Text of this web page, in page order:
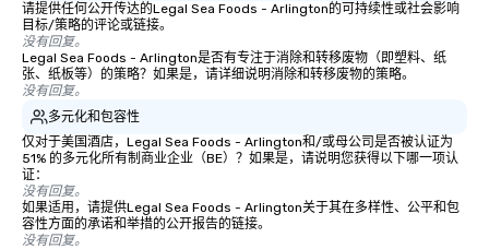
请提供任何公开传达的Legal Sea Foods - Arlington的可持续性或社会影响
目标/策略的评论或链接。
没有回复。
Legal Sea Foods - Arlington是否有专注于消除和转移废物（即塑料、纸
张、纸板等）的策略？如果是，请详细说明消除和转移废物的策略。
没有回复。
多元化和包容性
仅对于美国酒店，Legal Sea Foods - Arlington和/或母公司是否被认证为
51% 的多元化所有制商业企业（BE）？如果是，请说明您获得以下哪一项认
证：
没有回复。
如果适用，请提供Legal Sea Foods - Arlington关于其在多样性、公平和包
容性方面的承诺和举措的公开报告的链接。
没有回复。